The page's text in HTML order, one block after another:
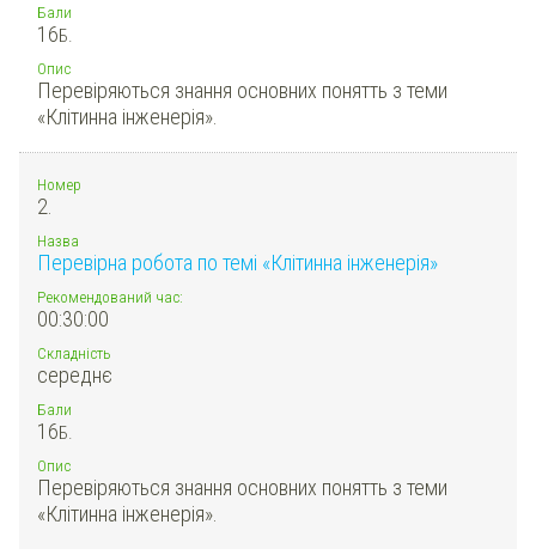
Бали
16Б.
Опис
Перевіряються знання основних понятть з теми
«Клітинна інженерія».
Номер
2.
Назва
Перевірна робота по темі «Клітинна інженерія»
Рекомендований час:
00:30:00
Складність
середнє
Бали
16Б.
Опис
Перевіряються знання основних понятть з теми
«Клітинна інженерія».